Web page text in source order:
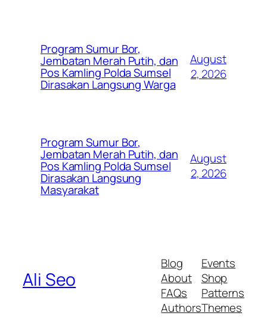
Program Sumur Bor,
Jembatan Merah Putih, dan
Pos Kamling Polda Sumsel
Dirasakan Langsung Warga
August
2, 2026
Program Sumur Bor,
Jembatan Merah Putih, dan
Pos Kamling Polda Sumsel
Dirasakan Langsung
Masyarakat
August
2, 2026
Ali Seo
Blog
About
FAQs
Authors
Events
Shop
Patterns
Themes